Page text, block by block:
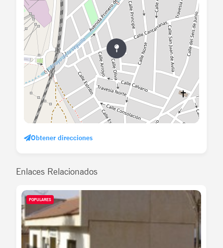
Obtener direcciones
Enlaces Relacionados
POPULARES